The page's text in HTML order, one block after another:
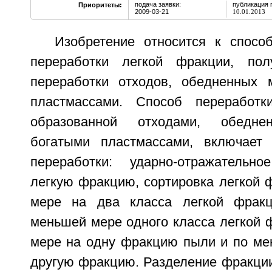
Приоритеты:
подача заявки:
2009-03-21
публикация
10.01.2013
Изобретение относится к
переработки легкой фракции,
переработки отходов, обедненных
пластмассами. Способ
образованной отходами,
богатыми пластмассами,
переработки: ударно-
легкую фракцию, сортировка легкой
мере на два класса легкой
меньшей мере одного класса
мере на одну фракцию пыли и по
другую фракцию. Разделение